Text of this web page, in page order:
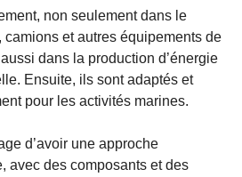
non seulement dans le
camions et autres équipements de
dans la production d’énergie
Ensuite, ils sont adaptés et
pour les activités marines.
d’avoir une approche
avec des composants et des